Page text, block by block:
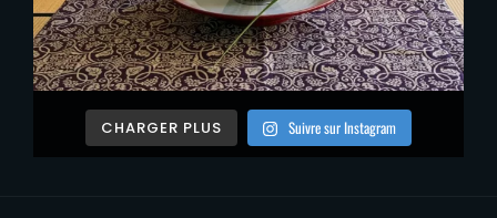
CHARGER PLUS Suivre sur Instagram